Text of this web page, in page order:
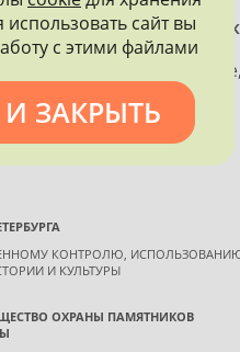
ПРАВИТЕЛЬСТВА
размещенных на
правообладателя и
источник информации.
КОНТРОЛЮ,
И КУЛЬТУРЫ
ОХРАНЫ ПАМЯТНИКОВ
сайт вы
с этими файлами
ЗАКРЫТЬ